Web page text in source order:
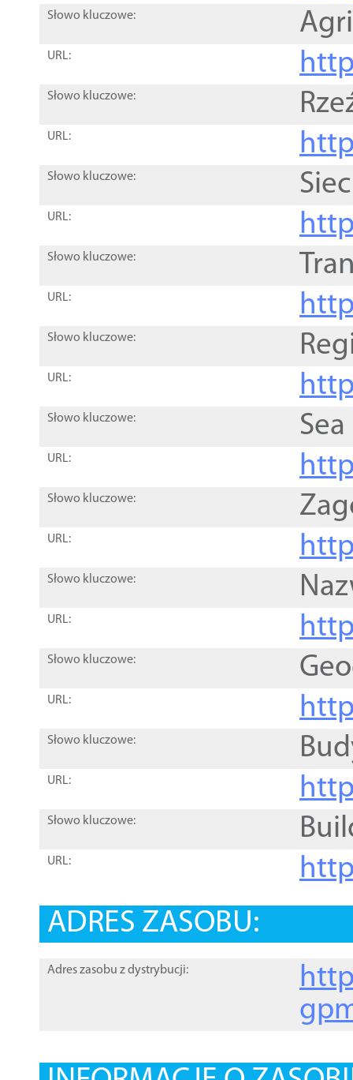
Słowo kluczowe:
URL:
Słowo kluczowe:
URL:
Słowo kluczowe:
URL:
Słowo kluczowe:
URL:
Słowo kluczowe:
URL:
Słowo kluczowe:
URL:
Słowo kluczowe:
URL:
Słowo kluczowe:
URL:
Słowo kluczowe:
URL:
Słowo kluczowe:
URL:
Słowo kluczowe:
URL:
ADRES ZASOBU:
Adres zasobu z dystrybucji: